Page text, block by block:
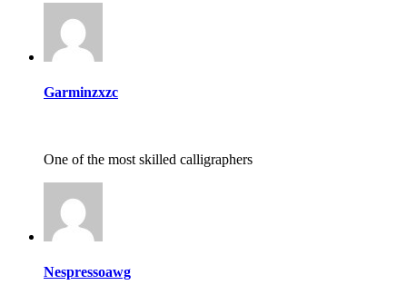
Garminzxzc
One of the most skilled calligraphers
Nespressoawg